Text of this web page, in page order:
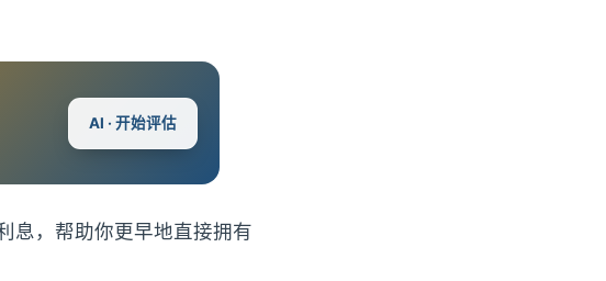
AI · 开始评估
息，帮助你更早地直接拥有